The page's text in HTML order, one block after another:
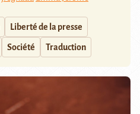
Liberté de la presse
Société Traduction